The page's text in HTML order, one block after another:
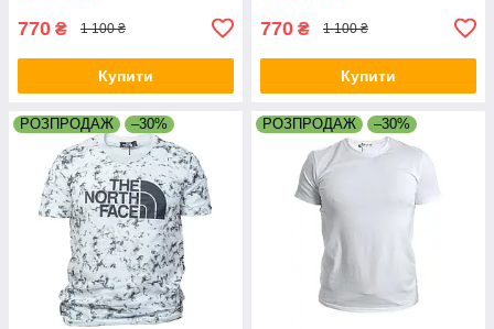
770 ₴ 1 100 ₴
Купити
770 ₴ 1 100 ₴
Купити
РОЗПРОДАЖ –30% РОЗПРОДАЖ –30%